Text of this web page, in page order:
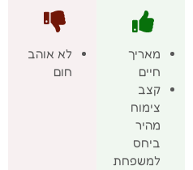
מאריך
חיים
קצב
צימוח
מהיר
ביחס
למשפחת
לא אוהב
חום